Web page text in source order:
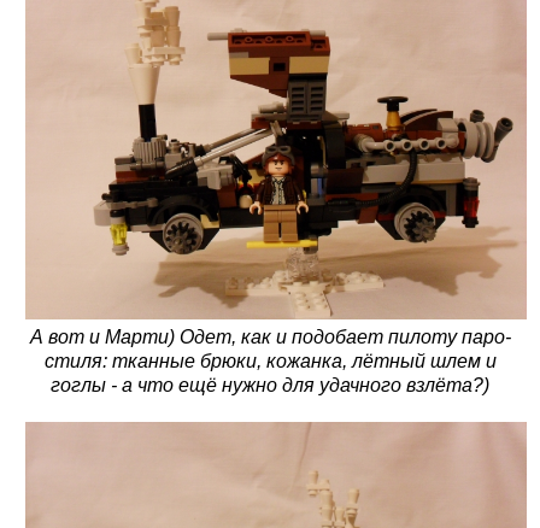
А вот и Марти) Одет, как и подобает пилоту паро-
стиля: тканные брюки, кожанка, лётный шлем и
гоглы - а что ещё нужно для удачного взлёта?)